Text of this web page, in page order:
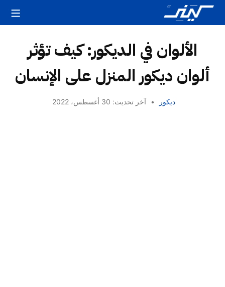
الألوان في الديكور: كيف تؤثر
ألوان ديكور المنزل على الإنسان
ديكور • آخر تحديث: 30 أغسطس، 2022